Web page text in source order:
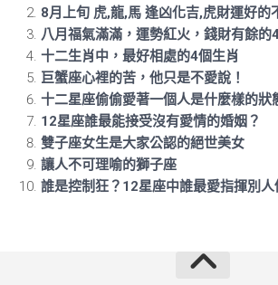
8月上旬 虎,龍,馬 逢凶化吉,虎財運好的
八月福氣滿滿，運勢紅火，錢財有餘的
十二生肖中，最好相處的4個生肖
巨蟹座心裡的苦，他只是不愛說！
十二星座偷偷愛著一個人是什麼樣的狀
12星座誰最能接受沒有愛情的婚姻？
雙子座女生是大家公認的絕世美女
讓人不可理喻的獅子座
誰是控制狂？12星座中誰最愛指揮別人